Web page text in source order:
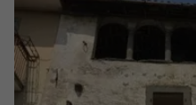
Videos